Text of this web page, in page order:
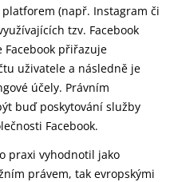
(např. Instagram či
tzv. Facebook
Facebook přiřazuje
uživatele a následně je
účely. Právním
buď poskytování služby
Facebook.
praxi vyhodnotil jako
právem, tak evropskými